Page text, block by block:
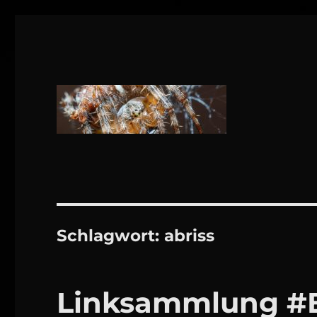
Schlagwort:abriss
Linksammlung